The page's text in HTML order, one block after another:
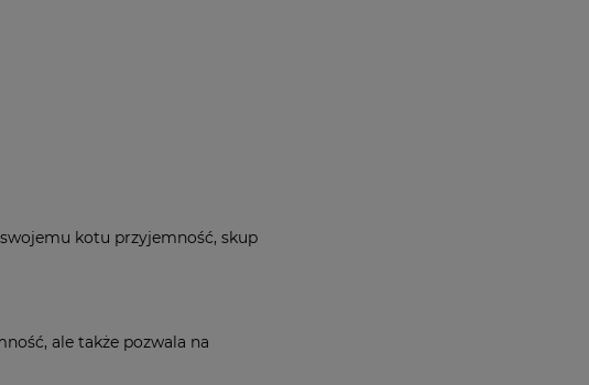
kotu przyjemność, skup
ale także pozwala na